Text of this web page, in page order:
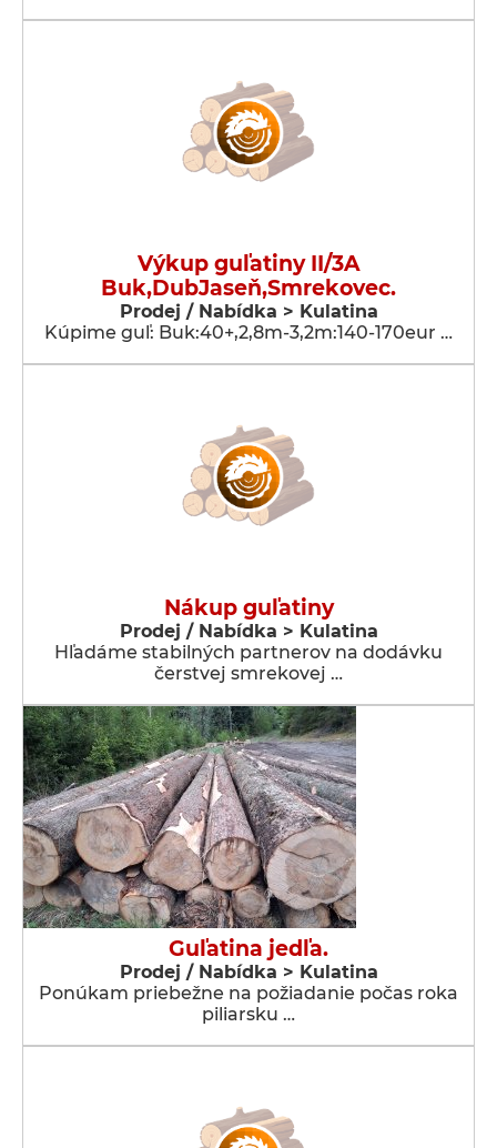
Výkup guľatiny II/3A
Buk,DubJaseň,Smrekovec.
Prodej / Nabídka > Kulatina
Kúpime guľ: Buk:40+,2,8m-3,2m:140-170eur …
Nákup guľatiny
Prodej / Nabídka > Kulatina
Hľadáme stabilných partnerov na dodávku
čerstvej smrekovej …
Guľatina jedľa.
Prodej / Nabídka > Kulatina
Ponúkam priebežne na požiadanie počas roka
piliarsku …